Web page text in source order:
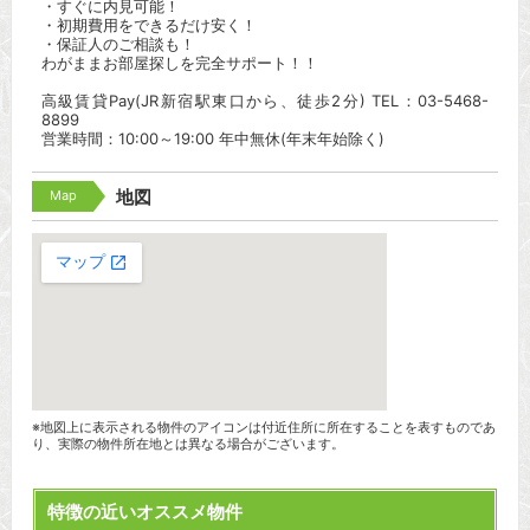
・すぐに内見可能！
・初期費用をできるだけ安く！
・保証人のご相談も！
わがままお部屋探しを完全サポート！！
高級賃貸Pay(JR新宿駅東口から、徒歩2分) TEL：03-5468-
8899
営業時間：10:00～19:00 年中無休(年末年始除く)
Map 地図
※地図上に表示される物件のアイコンは付近住所に所在することを表すものであ
り、実際の物件所在地とは異なる場合がございます。
特徴の近いオススメ物件